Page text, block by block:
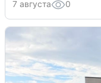
7 августа 0